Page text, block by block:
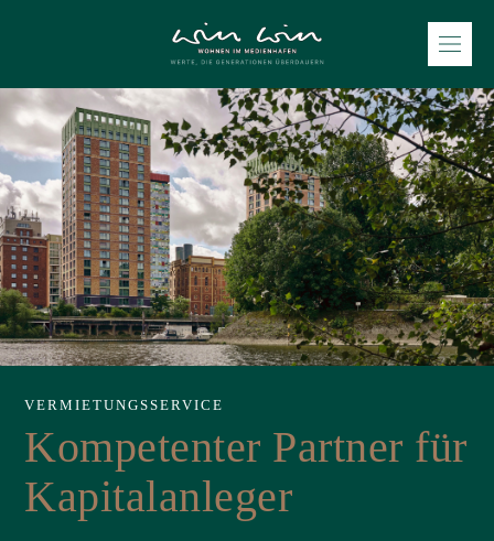
VERMIETUNGSSERVICE
Kompetenter Partner für
Kapitalanleger